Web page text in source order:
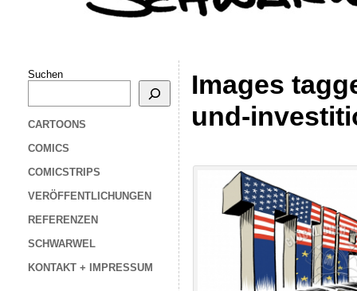
Suchen
CARTOONS
COMICS
COMICSTRIPS
VERÖFFENTLICHUNGEN
REFERENZEN
SCHWARWEL
KONTAKT + IMPRESSUM
Images
und-